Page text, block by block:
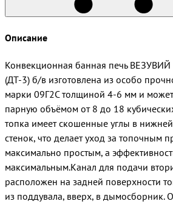
Описание
Конвекционная банная печь ВЕЗУВИЙ
(ДТ-3) б/в изготовлена из особо
марки 09Г2С толщиной 4-6 мм и может
парную объёмом от 8 до 18
топка имеет скошенные углы в
стенок, что делает уход за топочным
максимально простым, а
максимальным.Канал для подачи
расположен на задней поверхности
из поддувала, вверх, в дымосборник.